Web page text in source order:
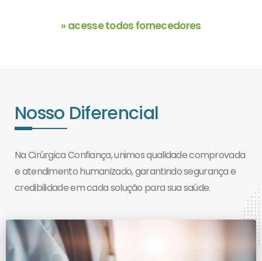
» acesse todos fornecedores
Nosso Diferencial
Na Cirúrgica Confiança, unimos qualidade comprovada
e atendimento humanizado, garantindo segurança e
credibilidade em cada solução para sua saúde.